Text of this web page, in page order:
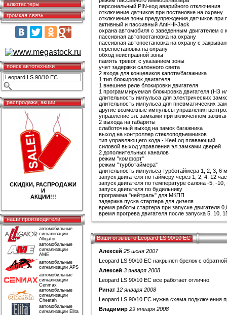
алкотестеры
громкая связь
поиск автотехники
распродажи, акции!
СКИДКИ, РАСПРОДАЖИ
И
АКЦИИ!!!
наши производители
автомобильные
сигнализации
Alligator
автомобильные
сигнализации
AME
автомобильные
сигнализации APS
автомобильные
сигнализации
Cenmax
автомобильные
сигнализации
Cheetah
автомобильные
сигнализации Elita
персональный PIN-код аварийного отключения
отключение датчиков при постановке на охрану
отключение зоны предупреждения датчиков при
активный и пассивный Anti-Hi-Jack
охрана автомобиля с заведенным двигателем с
пассивная автопостановка на охрану
пассивная автопостановка на охрану с
перепостановка на охрану
обход неисправной зоны
память тревог, с указанием зоны
учет задержки салонного света
2 входа для концевиков капота/багажника
1 тип блокировок двигателя
1 внешнее реле блокировки двигателя
1 программируемая блокировка двигателя (НЗ
длительность импульса для электрических
длительность импульса для пневматических
другие возможные импульсы управления
управление эл. замками при включенном
2 выхода на габариты
слаботочный выход на замок багажника
выход на контроллер стеклоподъемников
тип управляющего кода - KeeLoq плавающий
силовой выход управления эл.замками дверей
2 дополнительных каналов
режим "комфорт"
режим "турботаймера"
длительность импульса турботаймера 1, 2, 3, 6
запуск двигателя по таймеру через 1, 2, 4, 12
запуск двигателя по температуре салона -5, -
запуск двигателя по будильнику
программа "нейтраль" для МКПП
задержка пуска стартера для дизеля
время работы стартера при запуске двигателя
время прогрева двигателя после запуска 5, 10,
Ваши отзывы о Leopard LS 90/10 EC
Алексей 25 июня 2007
Leopard LS 90/10 EC накрылся брелок с
Алексей 3 января 2008
Leopard LS 90/10 EC все работает отлично
Ринат 12 января 2008
Leopard LS 90/10 EC нужна схема подключения
Владимир 29 января 2008